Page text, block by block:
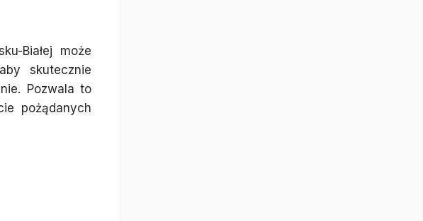
Białej może
skutecznie
Pozwala to
pożądanych